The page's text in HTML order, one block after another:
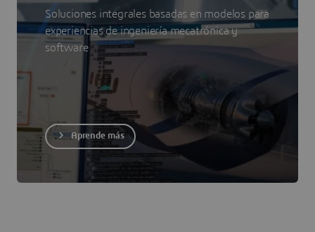
Soluciones integrales basadas en modelos para
experiencias de ingeniería mecatrónica y
software
Aprende más